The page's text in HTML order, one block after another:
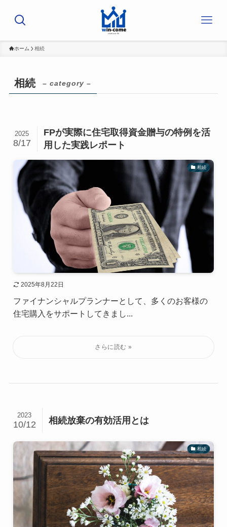
ホーム 相続
相続 – category –
FPが実際に住宅取得資金贈与の特例を活
用した実践レポート
2025
8/17
相続
2025年8月22日
ファイナンシャルプランナーとして、多くのお客様の
住宅購入をサポートしてきまし...
相続放棄の有効活用とは
2023
10/12
相続